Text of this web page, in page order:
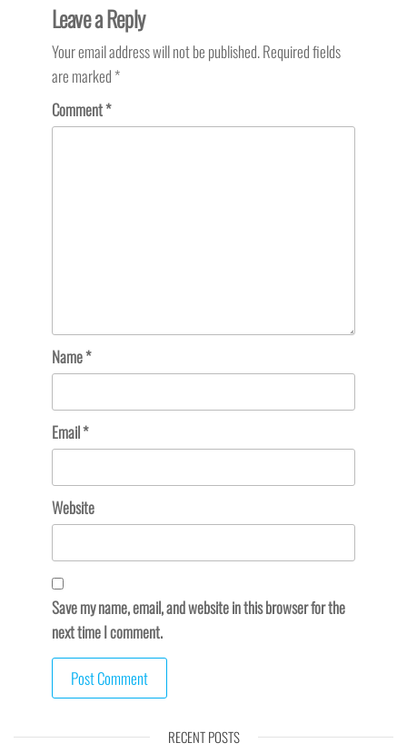
Leave a Reply
Your email address will not be published.Required fields
are marked*
Comment*
Name*
Email*
Website
Save my name, email, and website in this browser for the
next time I comment.
RECENT POSTS